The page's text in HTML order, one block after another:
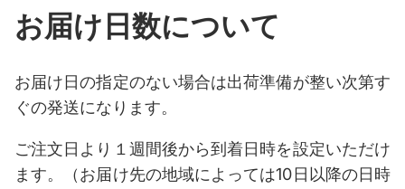
お届け日数について
お届け日の指定のない場合は出荷準備が整い次第す
ぐの発送になります。
ご注文日より１週間後から到着日時を設定いただけ
ます。（お届け先の地域によっては10日以降の日時